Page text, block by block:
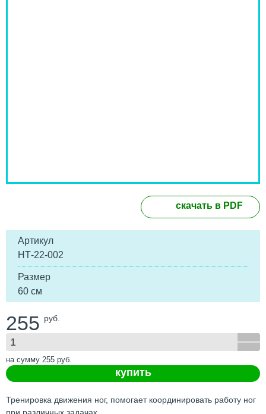
скачать в PDF
Артикул
НТ-22-002
Размер
60 см
255 руб.
на сумму 255 руб.
купить
Тренировка движения ног, помогает координировать работу ног